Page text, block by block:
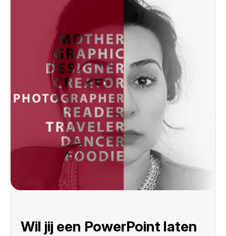
Wil jij een PowerPoint laten